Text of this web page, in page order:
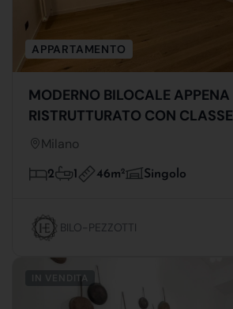
APPARTAMENTO
MODERNO BILOCALE APPENA
RISTRUTTURATO CON
Milano
2 1 46m2 Singolo
BILO-PEZZOTTI
IN VENDITA